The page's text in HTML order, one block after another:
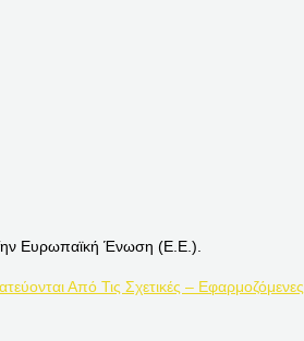
Ευρωπαϊκή Ένωση (Ε.Ε.).
Από Τις Σχετικές –